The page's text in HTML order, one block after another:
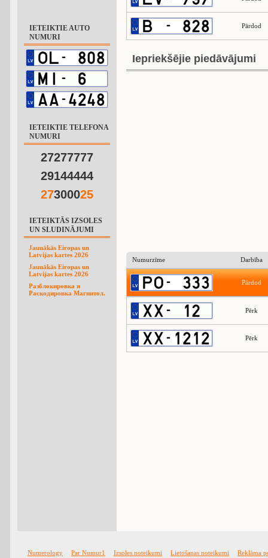
IETEIKTIE AUTO
NUMURI
IETEIKTIE TELEFONA
NUMURI
27277777
29144444
27300025
IETEIKTĀS IZSOLES
UN SLUDINĀJUMI
Jaunākās Eiropas un
Latvijas kartes 2026
Jaunākās Eiropas un
Latvijas kartes 2026
Разблокировка и
Раскодировка Магнитол.
Pārdod
Iepriekšējie piedāvājumi
Numurzīme Darbība
Pārdod
Pērk
Pērk
Numerology Par Numur1 Izsoles noteikumi Lietošanas noteikumi Reklāma